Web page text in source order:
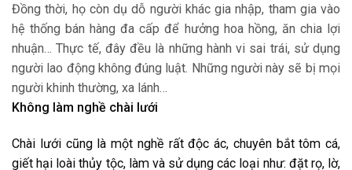
Đồng thời, họ còn dụ dỗ người khác gia nhập, tham gia vào
hệ thống bán hàng đa cấp để hưởng hoa hồng, ăn chia lợi
nhuận… Thực tế, đây đều là những hành vi sai trái, sử dụng
người lao động không đúng luật. Những người này sẽ bị mọi
người khinh thường, xa lánh…
Không làm nghề chài lưới
Chài lưới cũng là một nghề rất độc ác, chuyên bắt tôm cá,
giết hại loài thủy tộc, làm và sử dụng các loại như: đặt rọ, lờ,